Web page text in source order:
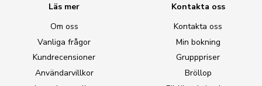
Läs mer
Om oss
Vanliga frågor
Kundrecensioner
Användarvillkor
Kontakta oss
Kontakta oss
Min bokning
Grupppriser
Bröllop